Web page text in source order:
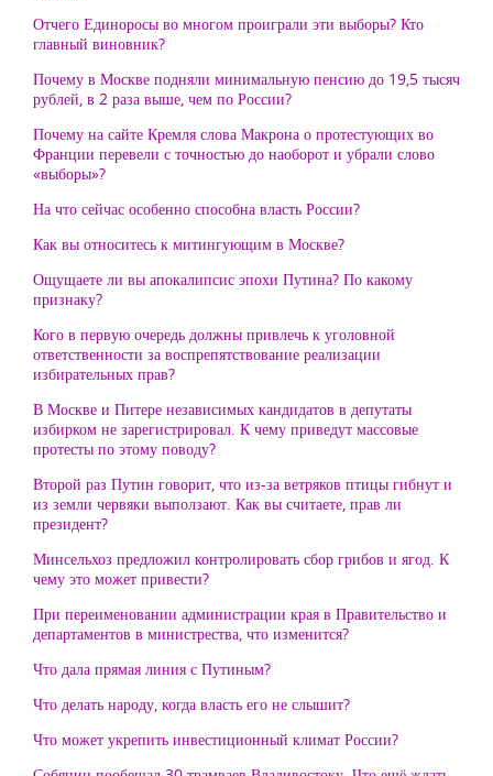
Отчего Единоросы во многом проиграли эти выборы? Кто
главный виновник?
Почему в Москве подняли минимальную пенсию до 19,5 тысяч
рублей, в 2 раза выше, чем по России?
Почему на сайте Кремля слова Макрона о протестующих во
Франции перевели с точностью до наоборот и убрали слово
«выборы»?
На что сейчас особенно способна власть России?
Как вы относитесь к митингующим в Москве?
Ощущаете ли вы апокалипсис эпохи Путина? По какому
признаку?
Кого в первую очередь должны привлечь к уголовной
ответственности за воспрепятствование реализации
избирательных прав?
В Москве и Питере независимых кандидатов в депутаты
избирком не зарегистрировал. К чему приведут массовые
протесты по этому поводу?
Второй раз Путин говорит, что из-за ветряков птицы гибнут и
из земли червяки выползают. Как вы считаете, прав ли
президент?
Минсельхоз предложил контролировать сбор грибов и ягод. К
чему это может привести?
При переименовании администрации края в Правительство и
департаментов в министрества, что изменится?
Что дала прямая линия с Путиным?
Что делать народу, когда власть его не слышит?
Что может укрепить инвестиционный климат России?